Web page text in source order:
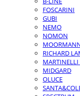
FOSCARINI
GUBI
NEMO
NOMON
RICHARD
MARTINELLI
MIDGARD
OLUCE